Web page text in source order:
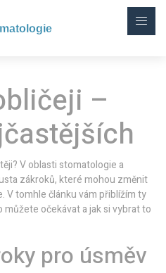
–
V oblasti stomatologie a
zákroků, které mohou změnit
V tomhle článku vám přiblížím ty
očekávat a jak si vybrat to
pro úsměv